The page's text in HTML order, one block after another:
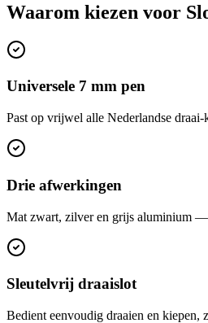
Waarom kiezen voor
Universele 7 mm pen
Past op vrijwel alle Nederlandse draai-
Drie afwerkingen
Mat zwart, zilver en grijs aluminium
Sleutelvrij draaislot
Bedient eenvoudig draaien en kiepen,